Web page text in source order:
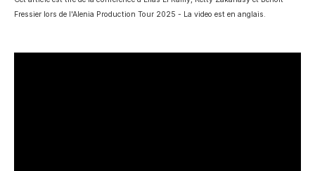
Fressier lors de l'Alenia Production Tour 2025 - La video est en anglais.